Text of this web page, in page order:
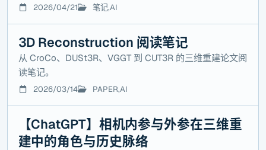
2026/04/21 笔记,AI
3D Reconstruction 阅读笔记
从 CroCo、DUSt3R、VGGT 到 CUT3R 的三维重建论文阅
读笔记。
2026/03/14 PAPER,AI
【ChatGPT】相机内参与外参在三维重
建中的角色与历史脉络